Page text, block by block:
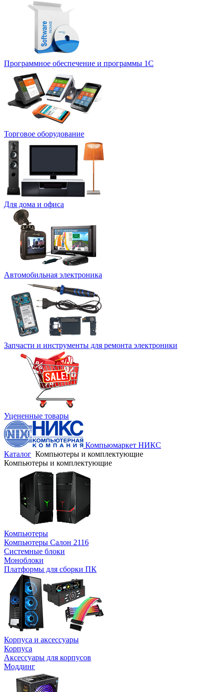
Программное обеспечение и программы 1С
Торговое оборудование
Для дома и офиса
Автомобильная электроника
Запчасти и инструменты для ремонта электроники
Уцененные товары
Компьюмаркет НИКС
Каталог Компьютеры и комплектующие
Компьютеры и комплектующие
Компьютеры
Компьютеры Салон 2116
Системные блоки
Моноблоки
Платформы для сборки ПК
Корпуса и аксессуары
Корпуса
Аксессуары для корпусов
Моддинг